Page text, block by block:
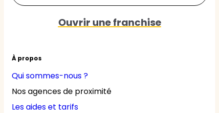
À propos
Qui sommes-nous ?
Nos agences de proximité
Les aides et tarifs
Ouvrir une franchise